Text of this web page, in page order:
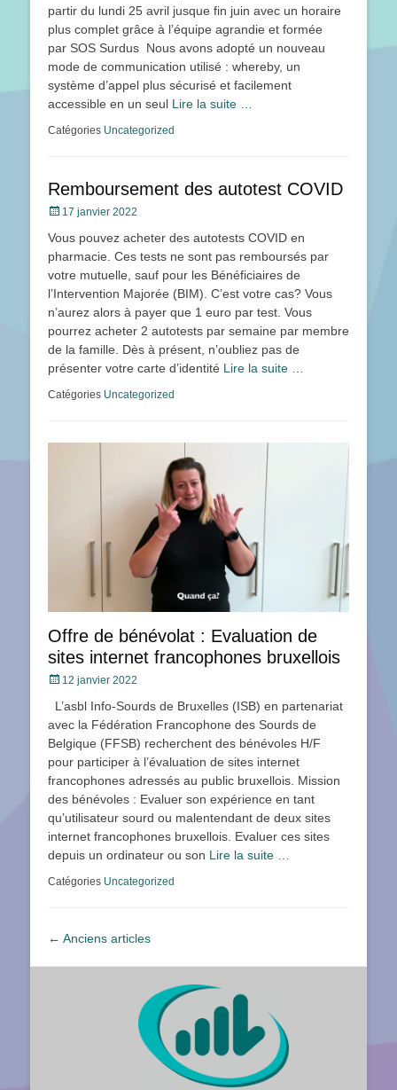
partir du lundi 25 avril jusque fin juin avec un horaire
plus complet grâce à l’équipe agrandie et formée
par SOS Surdus Nous avons adopté un nouveau
mode de communication utilisé : whereby, un
système d’appel plus sécurisé et facilement
accessible en un seul Lire la suite …
Catégories Uncategorized
Remboursement des autotest COVID
Posté17 janvier 2022
Vous pouvez acheter des autotests COVID en
pharmacie. Ces tests ne sont pas remboursés par
votre mutuelle, sauf pour les Bénéficiaires de
l’Intervention Majorée (BIM). C’est votre cas? Vous
n’aurez alors à payer que 1 euro par test. Vous
pourrez acheter 2 autotests par semaine par membre
de la famille. Dès à présent, n’oubliez pas de
présenter votre carte d’identité Lire la suite …
Catégories Uncategorized
Offre de bénévolat : Evaluation de
sites internet francophones bruxellois
Posté12 janvier 2022
L’asbl Info-Sourds de Bruxelles (ISB) en partenariat
avec la Fédération Francophone des Sourds de
Belgique (FFSB) recherchent des bénévoles H/F
pour participer à l’évaluation de sites internet
francophones adressés au public bruxellois. Mission
des bénévoles : Evaluer son expérience en tant
qu’utilisateur sourd ou malentendant de deux sites
internet francophones bruxellois. Evaluer ces sites
depuis un ordinateur ou son Lire la suite …
Catégories Uncategorized
Navigation
← Anciens articles